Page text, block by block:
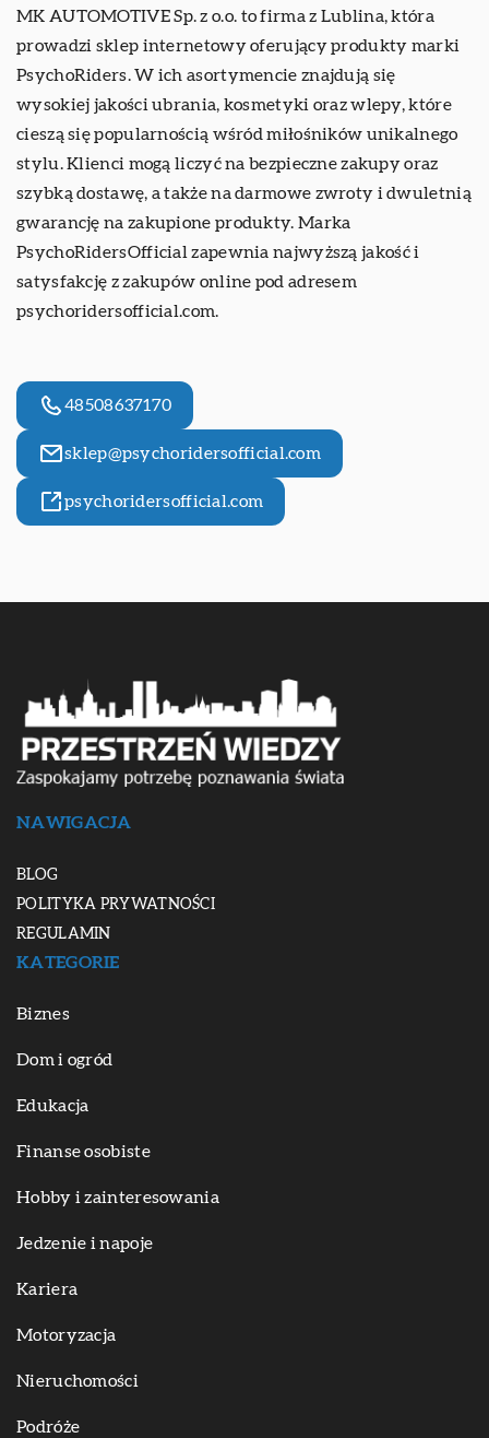
MK AUTOMOTIVE Sp. z o.o. to firma z Lublina, która
prowadzi sklep internetowy oferujący produkty marki
PsychoRiders. W ich asortymencie znajdują się
wysokiej jakości ubrania, kosmetyki oraz wlepy, które
cieszą się popularnością wśród miłośników unikalnego
stylu. Klienci mogą liczyć na bezpieczne zakupy oraz
szybką dostawę, a także na darmowe zwroty i dwuletnią
gwarancję na zakupione produkty. Marka
PsychoRidersOfficial zapewnia najwyższą jakość i
satysfakcję z zakupów online pod adresem
psychoridersofficial.com.
48508637170
sklep@psychoridersofficial.com
psychoridersofficial.com
NAWIGACJA
BLOG
POLITYKA PRYWATNOŚCI
REGULAMIN
KATEGORIE
Biznes
Dom i ogród
Edukacja
Finanse osobiste
Hobby i zainteresowania
Jedzenie i napoje
Kariera
Motoryzacja
Nieruchomości
Podróże